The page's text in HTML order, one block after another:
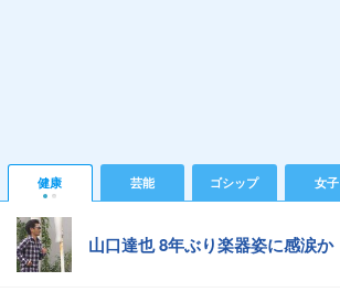
健康 芸能 ゴシップ 女子
山口達也 8年ぶり楽器姿に感涙か